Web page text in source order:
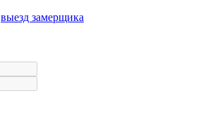
выезд замерщика